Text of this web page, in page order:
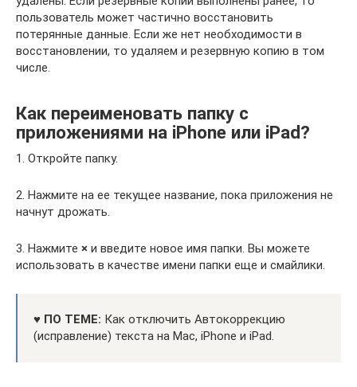
пользователь может частично восстановить
потерянные данные. Если же нет необходимости в
восстановлении, то удаляем и резервную копию в том
числе.
Как переименовать папку с
приложениями на iPhone или iPad?
1. Откройте папку.
2. Нажмите на ее текущее название, пока приложения не
начнут дрожать.
3. Нажмите × и введите новое имя папки. Вы можете
использовать в качестве имени папки еще и смайлики.
♥ ПО ТЕМЕ: Как отключить Автокоррекцию
(исправление) текста на Mac, iPhone и iPad.